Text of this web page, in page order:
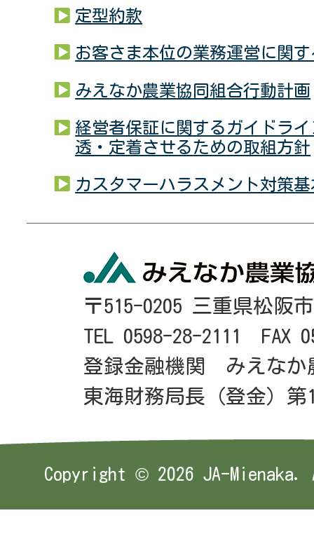
定型約款
お客さま本位の業務運営に関
みえなか農業協同組合行動計画
経営者保証に関するガイドラ
透・定着させるための取組方針
カスタマーハラスメント対策
〒515-0205 三重県松阪
TEL 0598-28-2111 FAX
登録金融機関 みえなか
東海財務局長（登金）第
Copyright © 2026 JA-